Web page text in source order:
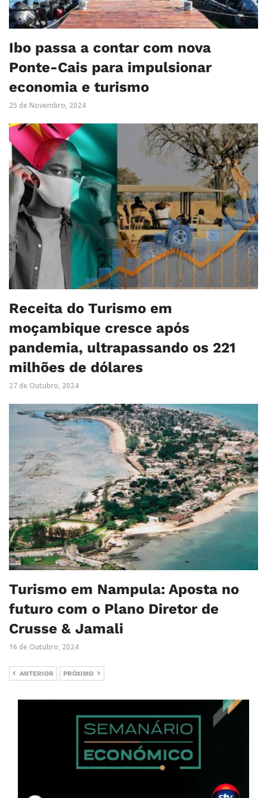
Ibo passa a contar com nova
Ponte-Cais para impulsionar
economia e turismo
25 de Novembro, 2024
Receita do Turismo em
moçambique cresce após
pandemia, ultrapassando os 221
milhões de dólares
27 de Outubro, 2024
Turismo em Nampula: Aposta no
futuro com o Plano Diretor de
Crusse & Jamali
16 de Outubro, 2024
ANTERIOR PRÓXIMO